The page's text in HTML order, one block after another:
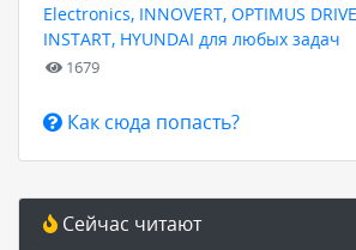
Electronics, INNOVERT, OPTIMUS
INSTART, HYUNDAI для любых задач
1679
Как сюда попасть?
Сейчас читают